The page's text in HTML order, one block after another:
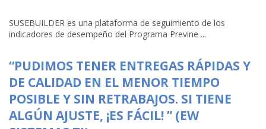
SUSEBUILDER es una plataforma de seguimiento de los
indicadores de desempeño del Programa Previne ...
“PUDIMOS TENER ENTREGAS RÁPIDAS Y
DE CALIDAD EN EL MENOR TIEMPO
POSIBLE Y SIN RETRABAJOS. SI TIENE
ALGÚN AJUSTE, ¡ES FÁCIL! ” (EW